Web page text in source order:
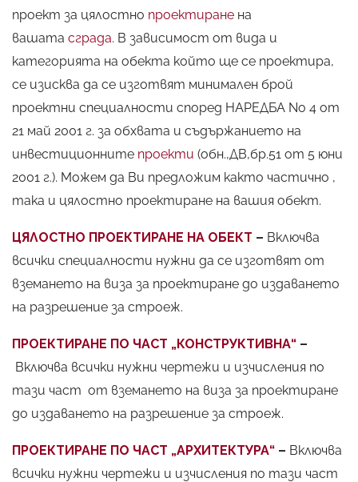
проект за цялостно проектиране на
вашата сграда. В зависимост от вида и
категорията на обекта който ще се проектира,
се изисква да се изготвят минимален брой
проектни специалности според НАРЕДБА No 4 от
21 май 2001 г. за обхвата и съдържанието на
инвестиционните проекти (обн.,ДВ,бр.51 от 5 юни
2001 г.). Можем да Ви предложим както частично ,
така и цялостно проектиране на вашия обект.
ЦЯЛОСТНО ПРОЕКТИРАНЕ НА ОБЕКТ – Включва
всички специалности нужни да се изготвят от
вземането на виза за проектиране до издаването
на разрешение за строеж.
ПРОЕКТИРАНЕ ПО ЧАСТ „КОНСТРУКТИВНА“ –
Включва всички нужни чертежи и изчисления по
тази част от вземането на виза за проектиране
до издаването на разрешение за строеж.
ПРОЕКТИРАНЕ ПО ЧАСТ „АРХИТЕКТУРА“ – Включва
всички нужни чертежи и изчисления по тази част